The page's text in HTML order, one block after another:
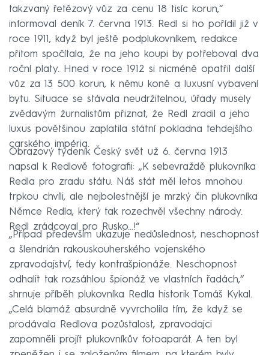
takzvaný řetězový vůz za cenu 18 tisíc korun,“
informoval deník 7. června 1913. Redl si ho pořídil již v
roce 1911, když byl ještě podplukovníkem, redakce
přitom spočítala, že na jeho koupi by potřeboval dva
roční platy. Hned v roce 1912 si nicméně opatřil další
vůz za 13 500 korun, k němu koně a luxusní vybavení
bytu. Situace se stávala neudržitelnou, úřady musely
zvědavým žurnalistům přiznat, že Redl zradil a jeho
luxus povětšinou zaplatila státní pokladna tehdejšího
carského impéria.
Obrazový týdeník Český svět už 6. června 1913
napsal k Redlově fotografii: „K sebevraždě plukovníka
Redla pro zradu státu. Náš stát měl letos mnohou
trpkou chvíli, ale nejbolestnější je mrzký čin plukovníka
Němce Redla, který tak rozechvěl všechny národy.
Redl zrádcoval pro Rusko...!“
„Případ především ukazuje nedůslednost, neschopnost
a šlendrián rakouskouherského vojenského
zpravodajství, tedy kontrašpionáže. Neschopnost
odhalit tak rozsáhlou špionáž ve vlastních řadách,“
shrnuje příběh plukovníka Redla historik Tomáš Kykal.
„Celá blamáž absurdně vyvrcholila tím, že když se
prodávala Redlova pozůstalost, zpravodajci
zapomněli projít plukovníkův fotoaparát. A ten byl